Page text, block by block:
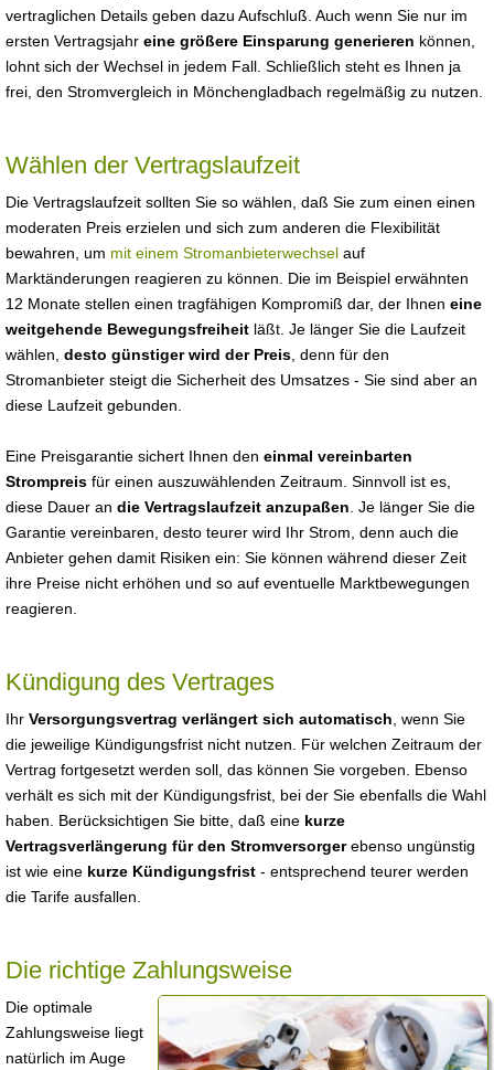
vertraglichen Details geben dazu Aufschluß. Auch wenn Sie nur im
ersten Vertragsjahr eine größere Einsparung generieren können,
lohnt sich der Wechsel in jedem Fall. Schließlich steht es Ihnen ja
frei, den Stromvergleich in Mönchengladbach regelmäßig zu nutzen.
Wählen der Vertragslaufzeit
Die Vertragslaufzeit sollten Sie so wählen, daß Sie zum einen einen
moderaten Preis erzielen und sich zum anderen die Flexibilität
bewahren, um mit einem Stromanbieterwechsel auf
Marktänderungen reagieren zu können. Die im Beispiel erwähnten
12 Monate stellen einen tragfähigen Kompromiß dar, der Ihnen eine
weitgehende Bewegungsfreiheit läßt. Je länger Sie die Laufzeit
wählen, desto günstiger wird der Preis , denn für den
Stromanbieter steigt die Sicherheit des Umsatzes - Sie sind aber an
diese Laufzeit gebunden.
Eine Preisgarantie sichert Ihnen den einmal vereinbarten
Strompreis für einen auszuwählenden Zeitraum. Sinnvoll ist es,
diese Dauer an die Vertragslaufzeit anzupaßen . Je länger Sie die
Garantie vereinbaren, desto teurer wird Ihr Strom, denn auch die
Anbieter gehen damit Risiken ein: Sie können während dieser Zeit
ihre Preise nicht erhöhen und so auf eventuelle Marktbewegungen
reagieren.
Kündigung des Vertrages
Ihr Versorgungsvertrag verlängert sich automatisch , wenn Sie
die jeweilige Kündigungsfrist nicht nutzen. Für welchen Zeitraum der
Vertrag fortgesetzt werden soll, das können Sie vorgeben. Ebenso
verhält es sich mit der Kündigungsfrist, bei der Sie ebenfalls die Wahl
haben. Berücksichtigen Sie bitte, daß eine kurze
Vertragsverlängerung für den Stromversorgerebenso ungünstig
ist wie eine kurze Kündigungsfrist - entsprechend teurer werden
die Tarife ausfallen.
Die richtige Zahlungsweise
Die optimale
Zahlungsweise liegt
natürlich im Auge